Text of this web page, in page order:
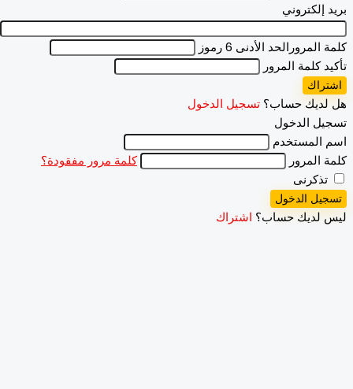
إلكتروني
المرورالحد الأدنى 6 رموز
كلمة المرور
حساب؟تسجيل الدخول
الدخول
المستخدم
المرور
كلمة مرور مفقودة؟
الدخول
لديك حساب؟اشتراك